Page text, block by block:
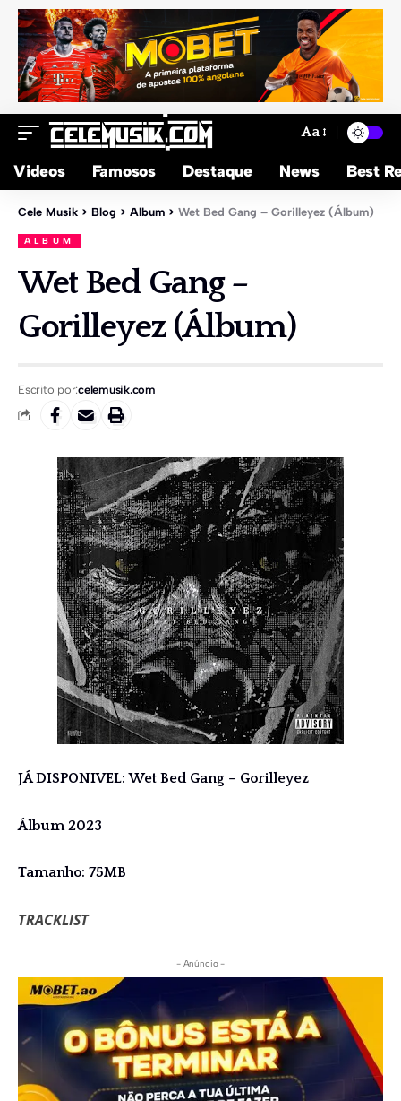
Aa
Videos Famosos Destaque News Best
Cele Musik > Blog > Album > Wet Bed Gang – Gorilleyez (Álbum)
ALBUM
Wet Bed Gang –
Gorilleyez (Álbum)
Escrito por:celemusik.com
JÁ DISPONIVEL: Wet Bed Gang – Gorilleyez
Álbum 2023
Tamanho: 75MB
TRACKLIST
- Anúncio -